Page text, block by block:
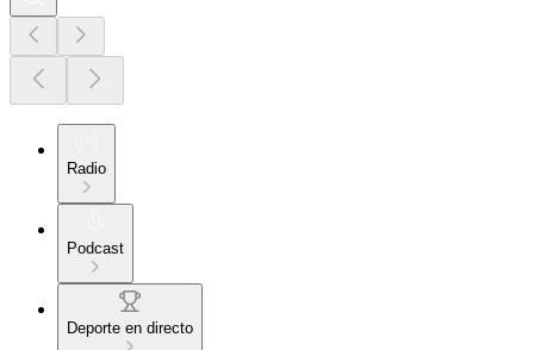
Radio
Podcast
Deporte en directo